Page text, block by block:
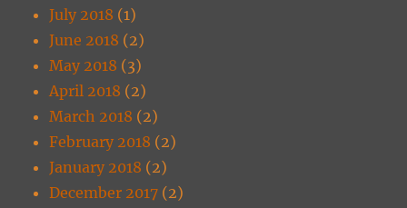
July 2018 (1)
June 2018 (2)
May 2018 (3)
April 2018 (2)
March 2018 (2)
February 2018 (2)
January 2018 (2)
December 2017 (2)